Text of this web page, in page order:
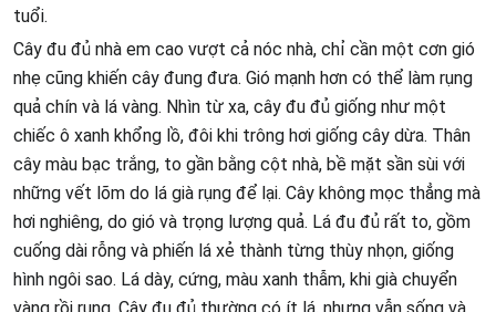
tuổi.
Cây đu đủ nhà em cao vượt cả nóc nhà, chỉ cần một cơn gió
nhẹ cũng khiến cây đung đưa. Gió mạnh hơn có thể làm rụng
quả chín và lá vàng. Nhìn từ xa, cây đu đủ giống như một
chiếc ô xanh khổng lồ, đôi khi trông hơi giống cây dừa. Thân
cây màu bạc trắng, to gần bằng cột nhà, bề mặt sần sùi với
những vết lõm do lá già rụng để lại. Cây không mọc thẳng mà
hơi nghiêng, do gió và trọng lượng quả. Lá đu đủ rất to, gồm
cuống dài rỗng và phiến lá xẻ thành từng thùy nhọn, giống
hình ngôi sao. Lá dày, cứng, màu xanh thẫm, khi già chuyển